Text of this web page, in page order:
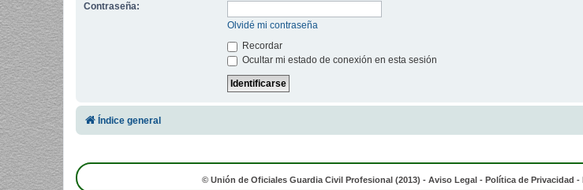
Contraseña:
Olvidé mi contraseña
Recordar
Ocultar mi estado de conexión en esta sesión
Índice general
© Unión de Oficiales Guardia Civil Profesional (2013) - Aviso Legal - Política de Privacidad -